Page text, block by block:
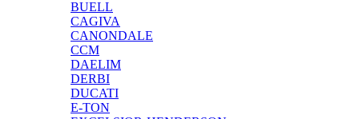
BUELL
CAGIVA
CANONDALE
CCM
DAELIM
DERBI
DUCATI
E-TON